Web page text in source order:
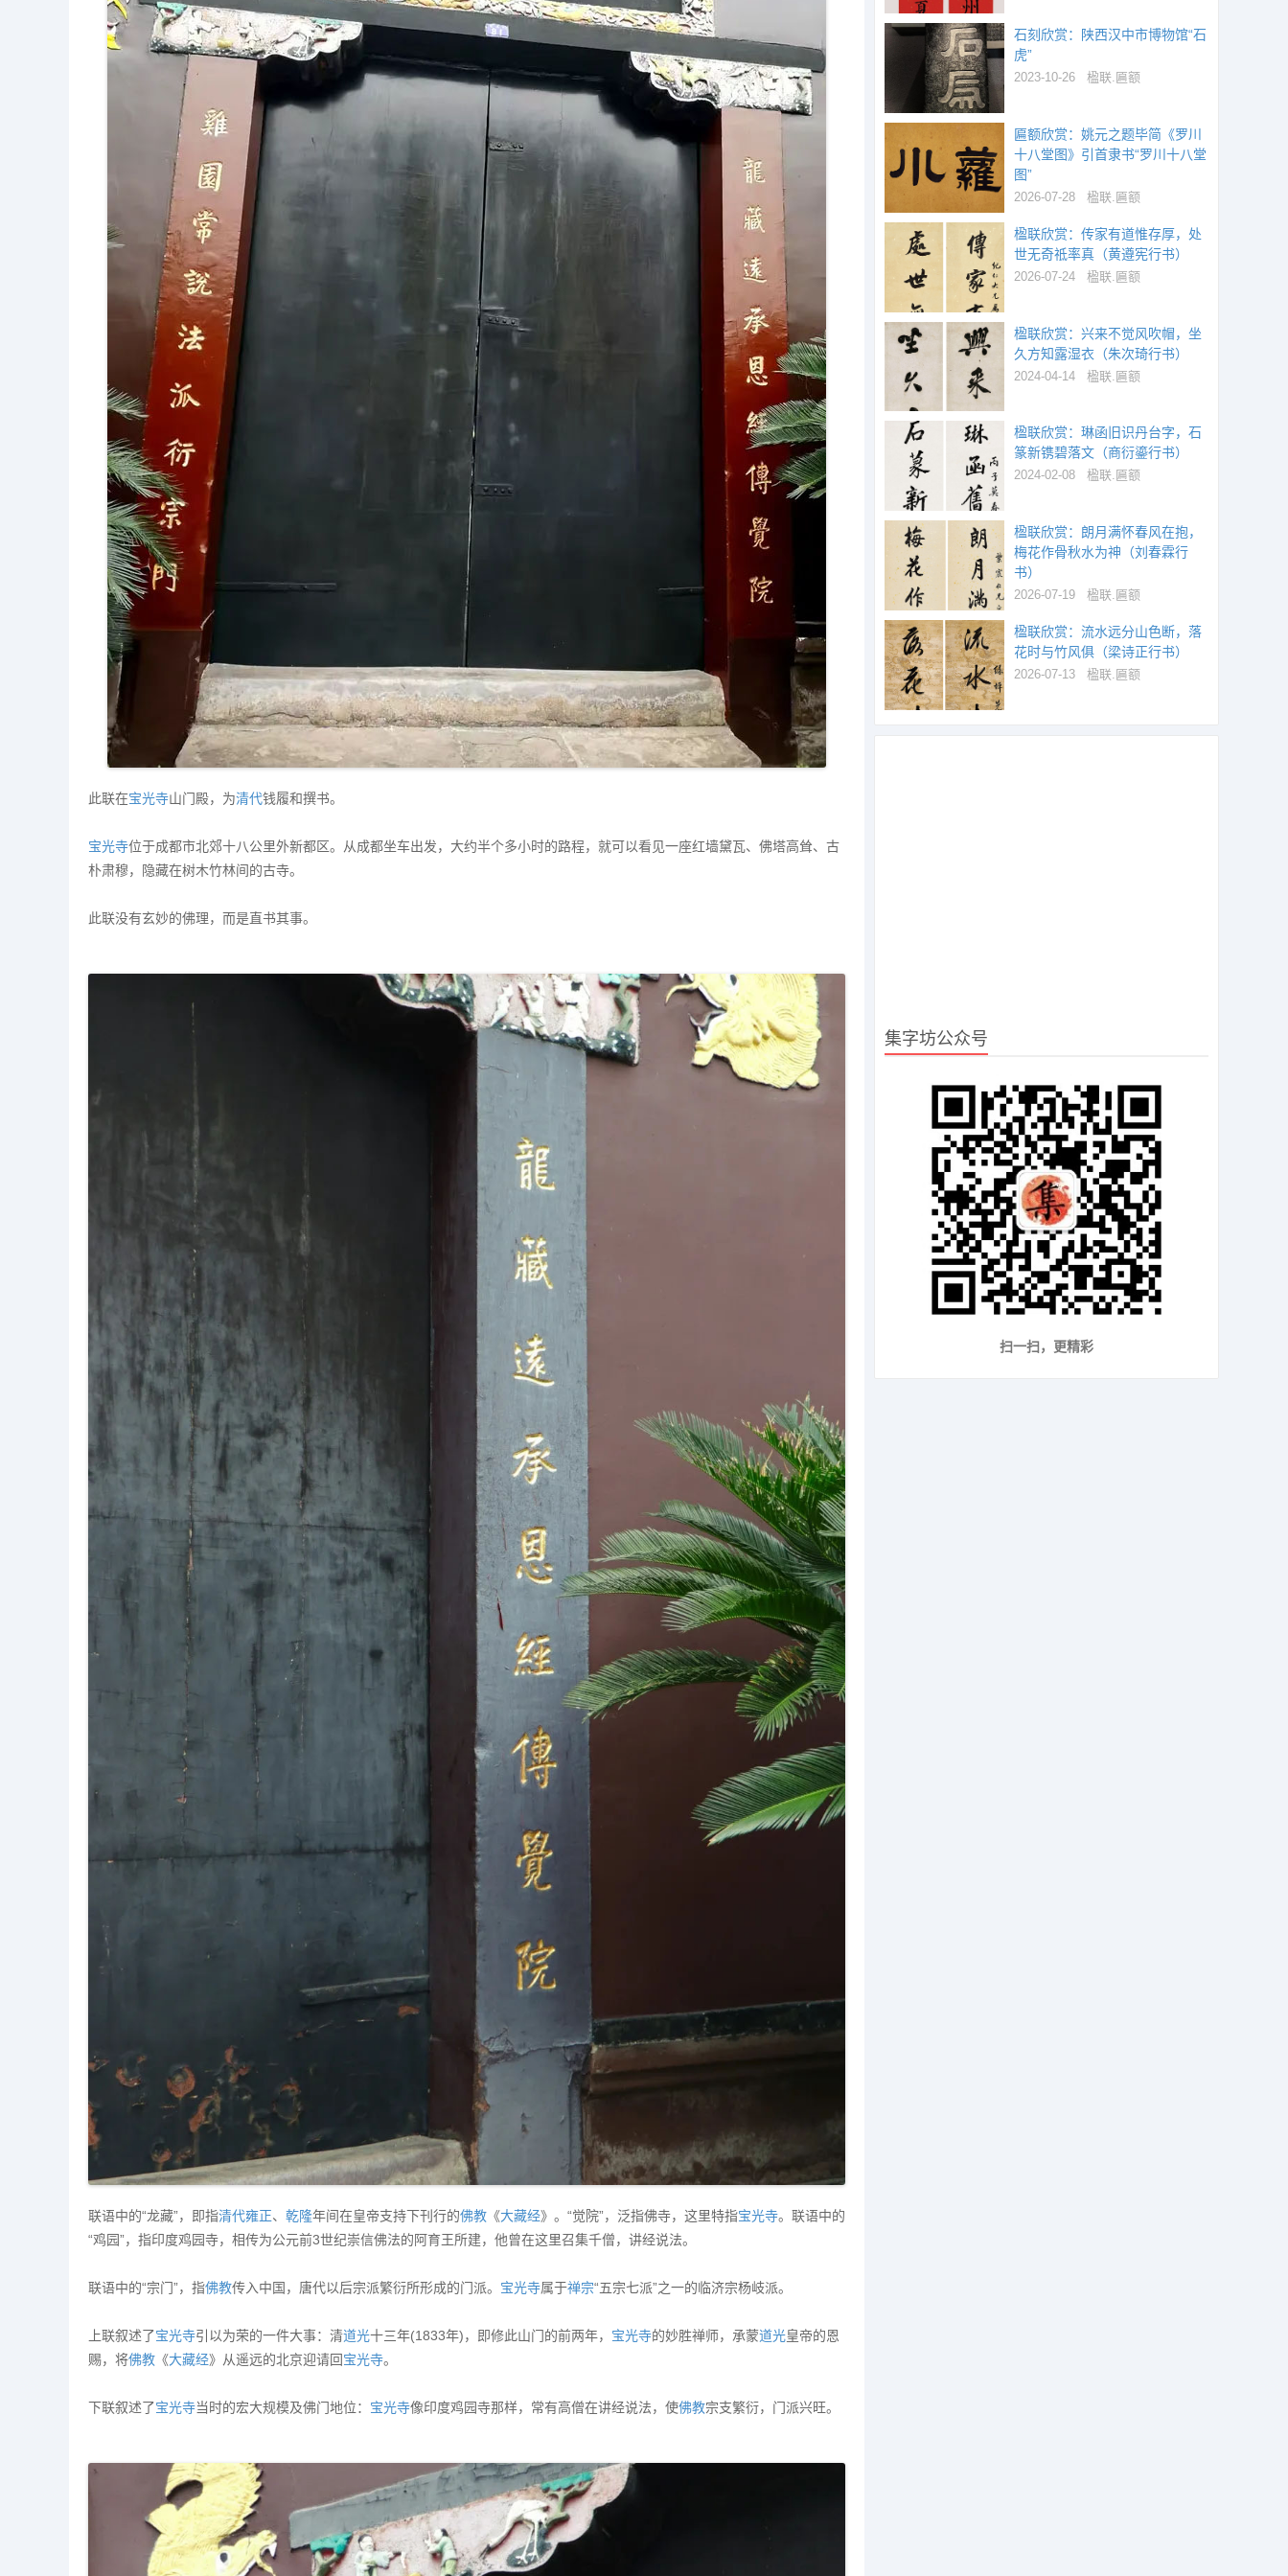
此联在宝光寺山门殿，为清代钱履和撰书。
宝光寺位于成都市北郊十八公里外新都区。从成都坐车出发，大约半个多小时的路程，就可以看见一座红墙黛瓦、佛塔高耸、古
朴肃穆，隐藏在树木竹林间的古寺。
此联没有玄妙的佛理，而是直书其事。
联语中的“龙藏”，即指清代雍正、 乾隆年间在皇帝支持下刊行的佛教 《大藏经》。“觉院”，泛指佛寺，这里特指宝光寺。联语中的
“鸡园”，指印度鸡园寺，相传为公元前3世纪崇信佛法的阿育王所建，他曾在这里召集千僧，讲经说法。
联语中的“宗门”，指佛教传入中国，唐代以后宗派繁衍所形成的门派。 宝光寺属于禅宗“五宗七派”之一的临济宗杨岐派。
上联叙述了宝光寺引以为荣的一件大事：清道光十三年(1833年)，即修此山门的前两年， 宝光寺的妙胜禅师，承蒙道光皇帝的恩
赐，将佛教 《大藏经》从遥远的北京迎请回宝光寺。
下联叙述了宝光寺当时的宏大规模及佛门地位： 宝光寺像印度鸡园寺那样，常有高僧在讲经说法，使佛教宗支繁衍，门派兴旺。
石刻欣赏：陕西汉中市博物馆“石
虎”
2023-10-26 楹联.匾额
匾额欣赏：姚元之题毕简《罗川
十八堂图》引首隶书“罗川十八堂
图”
2026-07-28 楹联.匾额
楹联欣赏：传家有道惟存厚，处
世无奇祗率真（黄遵宪行书）
2026-07-24 楹联.匾额
楹联欣赏：兴来不觉风吹帽，坐
久方知露湿衣（朱次琦行书）
2024-04-14 楹联.匾额
楹联欣赏：琳函旧识丹台字，石
篆新镌碧落文（商衍鎏行书）
2024-02-08 楹联.匾额
楹联欣赏：朗月满怀春风在抱，
梅花作骨秋水为神（刘春霖行
书）
2026-07-19 楹联.匾额
楹联欣赏：流水远分山色断，落
花时与竹风俱（梁诗正行书）
2026-07-13 楹联.匾额
集字坊公众号
扫一扫，更精彩